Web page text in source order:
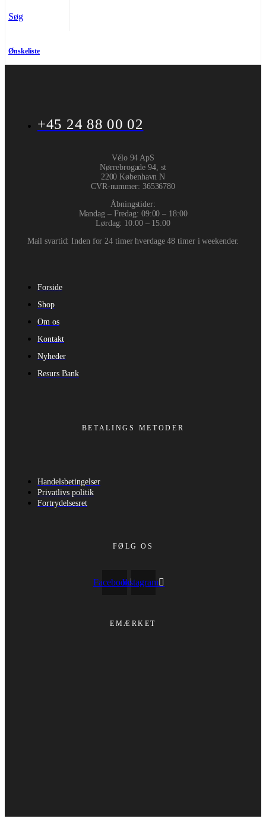
Søg
Ønskeliste
+45 24 88 00 02
Vélo 94 ApS
Nørrebrogade 94, st
2200 København N
CVR-nummer: 36536780
Åbningstider:
Mandag – Fredag: 09:00 – 18:00
Lørdag: 10:00 – 15:00
Mail svartid: Inden for 24 timer hverdage 48 timer i weekender.
Forside
Shop
Om os
Kontakt
Nyheder
Resurs Bank
BETALINGS METODER
Handelsbetingelser
Privatlivs politik
Fortrydelsesret
FØLG OS
FacebookInstagram
EMÆRKET